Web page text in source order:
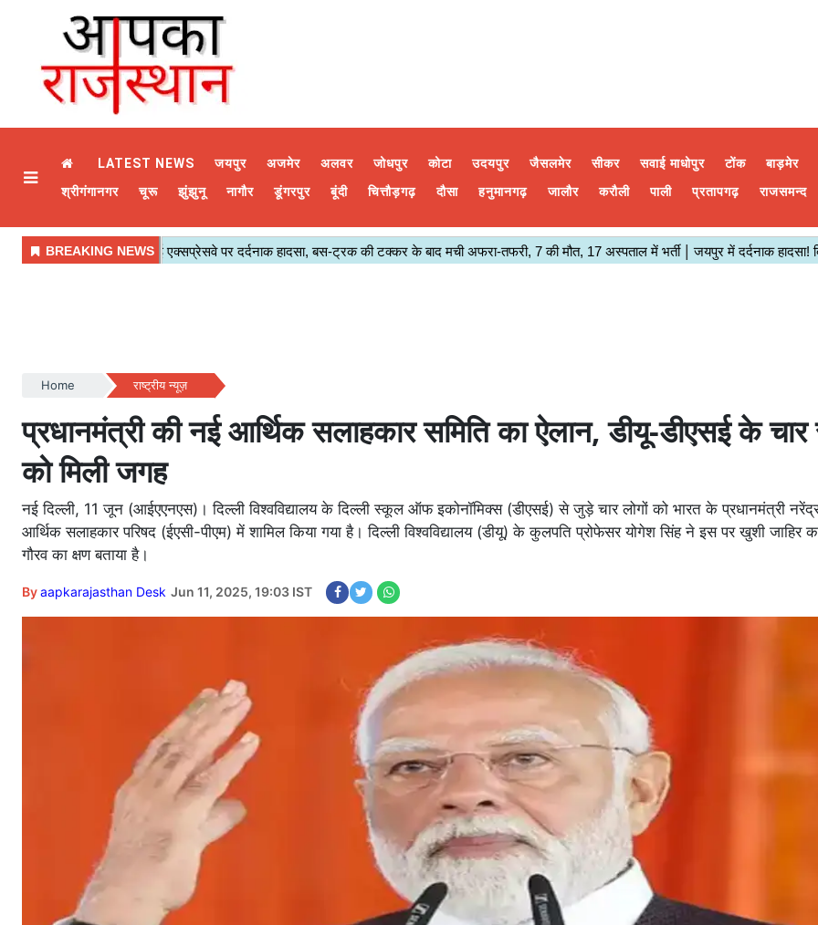
LATEST NEWS जयपुर अजमेर अलवर जोधपुर कोटा उदयपुर जैसलमेर सीकर सवाई माधोपुर टोंक बाड़मेर
श्रीगंगानगर
चूरू झुंझुनू नागौर डूंगरपुर बूंदी चित्तौड़गढ़ दौसा हनुमानगढ़ जालौर करौली पाली प्रतापगढ़ राजसमन्द
Home राष्ट्रीय न्यूज़
प्रधानमंत्री की नई आर्थिक सलाहकार समिति का ऐलान, डीयू-डीएसई के चार
को मिली जगह
नई दिल्ली, 11 जून (आईएएनएस)। दिल्ली विश्वविद्यालय के दिल्ली स्कूल ऑफ इकोनॉमिक्स (डीएसई) से जुड़े चार लोगों को भारत के प्रधानमंत्री
आर्थिक सलाहकार परिषद (ईएसी-पीएम) में शामिल किया गया है। दिल्ली विश्वविद्यालय (डीयू) के कुलपति प्रोफेसर योगेश सिंह ने इस पर खुशी जाहिर
गौरव का क्षण बताया है।
Byaapkarajasthan Desk Jun 11, 2025, 19:03 IST